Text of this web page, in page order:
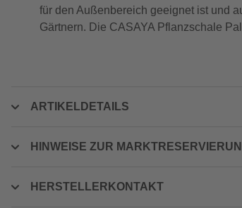
für den Außenbereich geeignet ist und
Gärtnern. Die CASAYA Pflanzschale
ARTIKELDETAILS
HINWEISE ZUR
HERSTELLERKONTAKT